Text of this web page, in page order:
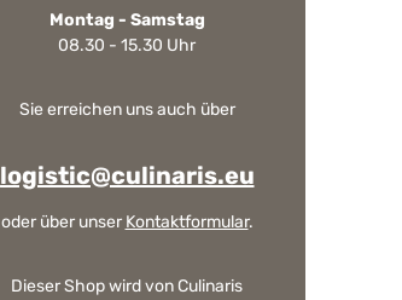
Montag - Samstag
08.30 - 15.30 Uhr
Sie erreichen uns auch über
logistic@culinaris.eu
oder über unser Kontaktformular.
Dieser Shop wird von Culinaris